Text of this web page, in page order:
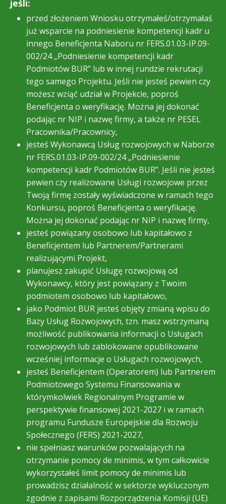
jeśli:
przed złożeniem Wniosku otrzymałeś/otrzymałaś
już wsparcie na podniesienie kompetencji kadr u
innego Beneficjenta Naboru nr FERS.01.03-IP.09-
002/24 „Podniesienie kompetencji kadr
Podmiotów BUR” lub w innej rundzie rekrutacji
tego samego Projektu. Jeśli nie jesteś pewien czy
możesz wziąć udział w Projekcie, poproś
Beneficjenta o weryfikację. Można jej dokonać
podając nr NIP i nazwę firmy, a także nr PESEL
Pracownika/Pracownicy,
jesteś Wykonawcą Usług rozwojowych w Naborze
nr FERS.01.03-IP.09-002/24 „Podniesienie
kompetencji kadr Podmiotów BUR”. Jeśli nie jesteś
pewien czy realizowane Usługi rozwojowe przez
Twoją firmę zostały wyświadczone w ramach tego
Konkursu, poproś Beneficjenta o weryfikację.
Można jej dokonać podając nr NIP i nazwę firmy,
jesteś powiązany osobowo lub kapitałowo z
Beneficjentem lub Partnerem/Partnerami
realizującymi Projekt,
planujesz zakupić Usługę rozwojową od
Wykonawcy, który jest powiązany z Twoim
podmiotem osobowo lub kapitałowo,
jako Podmiot BUR jesteś objęty zmianą wpisu do
Bazy Usług Rozwojowych, tzn. masz wstrzymaną
możliwość publikowania informacji o Usługach
rozwojowych lub zablokowane opublikowane
wcześniej informacje o Usługach rozwojowych,
jesteś Beneficjentem (Operatorem) lub Partnerem
Podmiotowego Systemu Finansowania w
którymkolwiek Regionalnym Programie w
perspektywie finansowej 2021-2027 i w ramach
programu Fundusze Europejskie dla Rozwoju
Społecznego (FERS) 2021-2027,
nie spełniasz warunków pozwalających na
otrzymanie pomocy de minimis, w tym całkowicie
wykorzystałeś limit pomocy de minimis lub
prowadzisz działalność w sektorze wykluczonym
zgodnie z zapisami Rozporządzenia Komisji (UE)